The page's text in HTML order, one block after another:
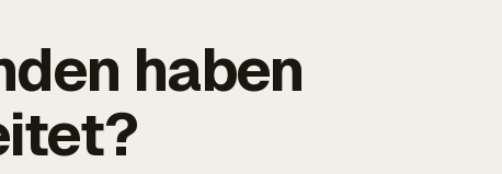
haben